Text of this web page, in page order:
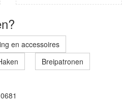
en accessoires
Breipatronen